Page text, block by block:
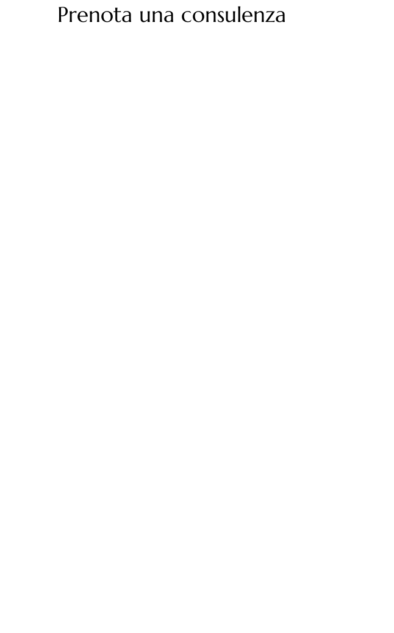
Prenota una consulenza